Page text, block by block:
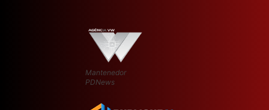
Mantenedor
PDNews